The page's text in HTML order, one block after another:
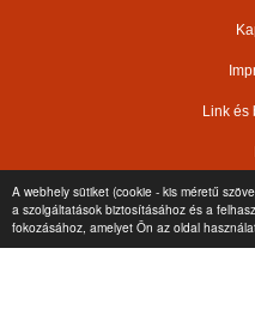
A webhely sütiket (cookie - kis méretű
a szolgáltatások biztosításához és a
fokozásához, amelyet Ön az oldal
Link és
Copyright © 2021.Vár-Köz Kft.